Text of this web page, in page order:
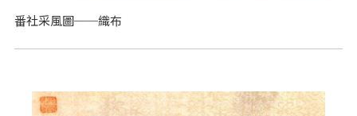
番社采風圖──織布